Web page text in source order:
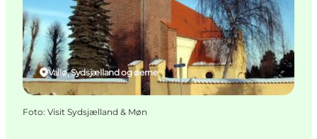
Overnat
Planlæg din tur
Vallø, Sydsjælland og øerne
Foto: Visit Sydsjælland & Møn